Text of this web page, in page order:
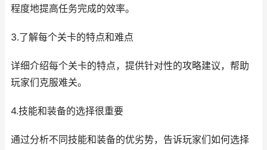
程度地提高任务完成的效率。
3.了解每个关卡的特点和难点
详细介绍每个关卡的特点，提供针对性的攻略建议，帮助
玩家们克服难关。
4.技能和装备的选择很重要
通过分析不同技能和装备的优劣势，告诉玩家们如何选择